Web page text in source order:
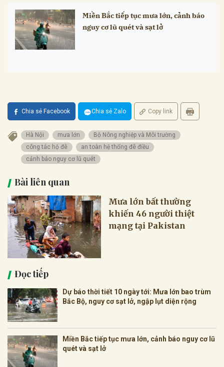
Miền Bắc tiếp tục mưa lớn, cảnh báo
nguy cơ lũ quét và sạt lở
Chia sẻ Facebook Chia sẻ Zalo Copy link
Hà Nội mưa lớn
Bộ Nông nghiệp và Môi trường
công tác hộ đê
an toàn hệ thống đê điều
cảnh báo nguy cơ lũ quét
Bài liên quan
Mưa lớn bất thường
khiến 46 người thiệt
mạng tại Pakistan
Đọc tiếp
Dự báo thời tiết 10 ngày tới: Mưa lớn bao trùm
Bắc Bộ, nguy cơ sạt lở, ngập lụt diện rộng
Miền Bắc tiếp tục mưa lớn, cảnh báo nguy cơ lũ
quét và sạt lở